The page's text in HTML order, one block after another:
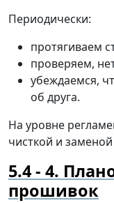
Периодически:
протягиваем
проверяем,
убеждаемся,
об друга.
На уровне
чисткой и
4.
прошивок